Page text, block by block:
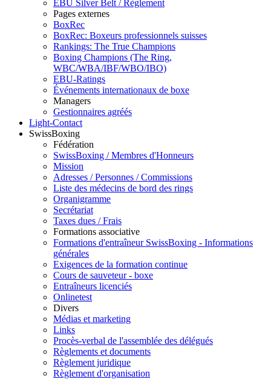
EBU Silver Belt / Règlement
Pages externes
BoxRec
BoxRec: Boxeurs professionnels suisses
Rankings: The True Champions
Boxing Champions (The Ring,
WBC/WBA/IBF/WBO/IBO)
EBU-Ratings
Événements internationaux de boxe
Managers
Gestionnaires agréés
Light-Contact
SwissBoxing
Fédération
SwissBoxing / Membres d'Honneurs
Mission
Adresses / Personnes / Commissions
Liste des médecins de bord des rings
Organigramme
Secrétariat
Taxes dues / Frais
Formations associative
Formations d'entraîneur SwissBoxing - Informations
générales
Exigences de la formation continue
Cours de sauveteur - boxe
Entraîneurs licenciés
Onlinetest
Divers
Médias et marketing
Links
Procès-verbal de l'assemblée des délégués
Règlements et documents
Règlement juridique
Règlement d'organisation